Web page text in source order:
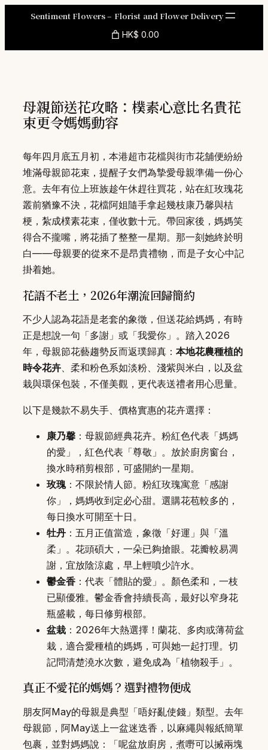
Sentiment Flowers – Florist and Flower Delivery
HK$ 0.00
母親節送花攻略：樸素心意比名貴花
束更令媽媽動容
每年四月底五月初，本港超市花檔與街市花舖便紛紛
堆滿母親節花束，提醒子女們為摯愛母親準備一份心
意。去年有位上班族趁午休趕往買花，站在紅玫瑰花
叢前猶豫不決，花檔阿姐隨手拿起幾枝康乃馨與桔
梗，紮成樸素花束，僅收數十元。帶回家後，媽媽笑
得合不攏嘴，將花插了整整一星期。那一刻她終於明
白——母親要的從來不是昂貴禮物，而是子女心中記
掛着她。
花語不老土，2026年潮流回歸簡約
不少人認為花語是老套的象徵，但送花給媽媽，有時
正是想說一句「多謝」或「我愛你」。踏入2026
年，母親節花藝趨勢反而返璞歸真： 本地花農種植的
時令花卉、柔和粉色系如淡粉、淺紫與米白，以及盆
栽與環保包裝，不僅美觀，更代表送禮者用心思量。
以下是幾款不易失手、價格實惠的花卉選擇：
康乃馨 ：母親節經典花卉。粉紅色代表「媽媽
的愛」，紅色代表「尊敬」。放於廚房窗台，
換水時稍剪根部，可盛開約一星期。
玫瑰：不限於情人節。粉紅玫瑰寓意「感謝
你」，媽媽收到定必心甜。選購花苞較多的，
每日換水可開至十日。
牡丹 ：五月正值當造，象徵「好運」與「溫
柔」。花頭碩大，一朵已夠搶眼。花瓣較易凋
謝，宜放陰涼處，早上輕噴少許水。
鬱金香 ：代表「體貼的愛」。顏色柔和，一枝
已顯優雅。鬱金香會持續長高，最好以窄身花
瓶盛載，每日修剪根部。
盆栽 ：2026年大熱選擇！蘭花、多肉或薄荷盆
栽，適合愛種植的媽媽，可與她一起打理。切
記問清楚澆水次數，避免成為「植物殺手」。
真正不愛花的媽媽？選對禮物便成
朋友阿May的母親是典型「唔好亂使錢」類型。去年
母親節，阿May送上一盆迷迭香，以麻繩與報紙簡單
包裹，並對媽媽說：「呢盆放廚房，煮嘢可以搣兩塊